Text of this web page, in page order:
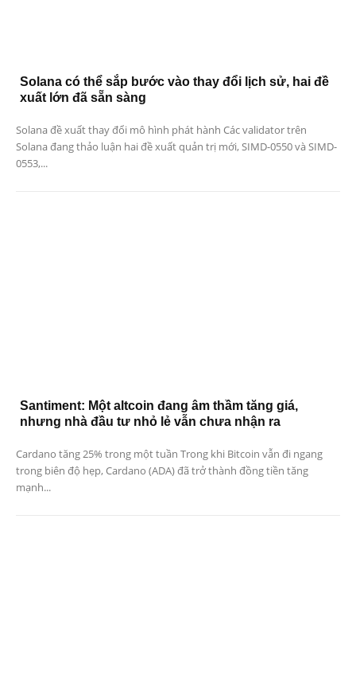
Solana có thể sắp bước vào thay đổi lịch sử, hai đề
xuất lớn đã sẵn sàng
Solana đề xuất thay đổi mô hình phát hành Các validator trên
Solana đang thảo luận hai đề xuất quản trị mới, SIMD-0550 và SIMD-
0553,...
Santiment: Một altcoin đang âm thầm tăng giá,
nhưng nhà đầu tư nhỏ lẻ vẫn chưa nhận ra
Cardano tăng 25% trong một tuần Trong khi Bitcoin vẫn đi ngang
trong biên độ hẹp, Cardano (ADA) đã trở thành đồng tiền tăng
mạnh...